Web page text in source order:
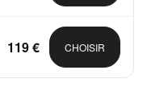
119 € CHOISIR